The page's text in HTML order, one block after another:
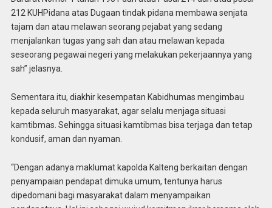
212 KUHPidana atas Dugaan tindak pidana membawa senjata
tajam dan atau melawan seorang pejabat yang sedang
menjalankan tugas yang sah dan atau melawan kepada
seseorang pegawai negeri yang melakukan pekerjaannya yang
sah” jelasnya.
Sementara itu, diakhir kesempatan Kabidhumas mengimbau
kepada seluruh masyarakat, agar selalu menjaga situasi
kamtibmas. Sehingga situasi kamtibmas bisa terjaga dan tetap
kondusif, aman dan nyaman.
“Dengan adanya maklumat kapolda Kalteng berkaitan dengan
penyampaian pendapat dimuka umum, tentunya harus
dipedomani bagi masyarakat dalam menyampaikan